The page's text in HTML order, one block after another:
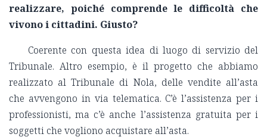
realizzare, poiché comprende le difficoltà che
vivono i cittadini. Giusto?
Coerente con questa idea di luogo di servizio del
Tribunale. Altro esempio, è il progetto che abbiamo
realizzato al Tribunale di Nola, delle vendite all’asta
che avvengono in via telematica. C’è l’assistenza per i
professionisti, ma c’è anche l’assistenza gratuita per i
soggetti che vogliono acquistare all’asta.